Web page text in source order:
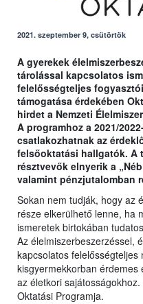
2021. szeptember 9, csütörtök
A gyerekek
tárolással kapcsolatos
felelősségteljes
támogatása érdekében
hirdet a Nemzeti
A programhoz a 2021/
csatlakozhatnak az
felsőoktatási hallgatók. A
résztvevők elnyerik a
valamint pénzjutalomban
Sokan nem tudják, hogy az
része elkerülhető lenne, ha
ismeretek birtokában
Az élelmiszerbeszerzéssel,
kapcsolatos
kisgyermekkorban
az életkori
Oktatási Programja.